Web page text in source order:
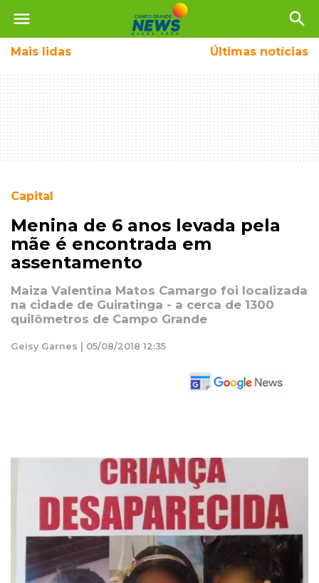
menu search
Mais lidas Últimas notícias
Capital
Menina de 6 anos levada pela
mãe é encontrada em
assentamento
Maiza Valentina Matos Camargo foi localizada
na cidade de Guiratinga - a cerca de 1300
quilômetros de Campo Grande
Geisy Garnes | 05/08/2018 12:35